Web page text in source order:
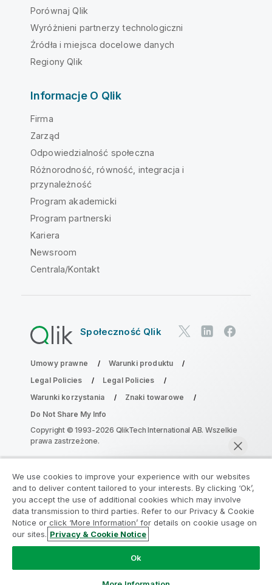
Rozmawiaj teraz
Porównaj Qlik
Wyróżnieni partnerzy technologiczni
Źródła i miejsca docelowe danych
Regiony Qlik
Informacje O Qlik
Firma
Zarząd
Odpowiedzialność społeczna
Różnorodność, równość, integracja i
przynależność
Program akademicki
Program partnerski
Kariera
Newsroom
Centrala/Kontakt
Społeczność Qlik
Umowy prawne
Warunki produktu
Legal Policies
Legal Policies
Warunki korzystania
Znaki towarowe
Do Not Share My Info
Copyright © 1993-2026 QlikTech International AB. Wszelkie
prawa zastrzeżone.
Dołącz do Programu Modernizacji
Analityki
Przeprowadź modernizację bez szkody dla Twoich
cennych aplikacji QlikView za pomocą programu
Analytics Modernization Program.
uzyskać więcej informacji lub skontaktuj się z nami:
ampquestions@qlik.com
We use cookies to improve your experience with our websites
and to deliver content tailored to your interests. By clicking ‘Ok’,
you accept the use of additional cookies which may involve
data transmission to third parties. Refer to our Privacy & Cookie
Notice or click ‘More Information’ for details on cookie usage on
our sites. Privacy & Cookie Notice
Ok